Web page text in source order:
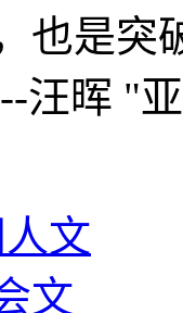
也是突
汪晖 "